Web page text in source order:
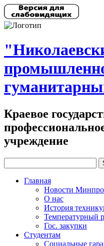
Краевое
учреждение
Главная
Новости
О нас
История
Температурный
Гос. закупки
Студентам
Социальные